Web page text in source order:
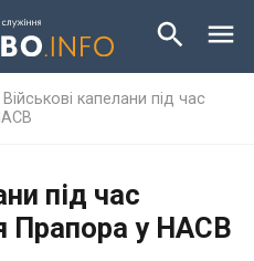
Військові капелани під час
під час
Прапора у НАСВ